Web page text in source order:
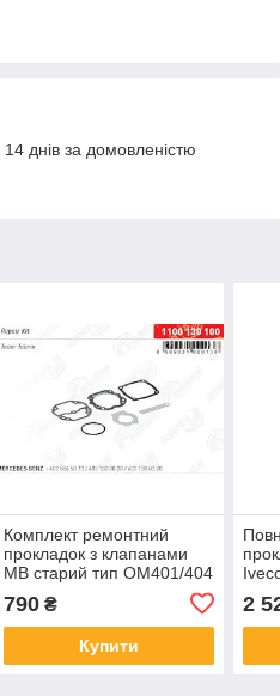
днів за домовленістю
Комплект ремонтний
прокладок з клапанами
MB старий тип OM401/404
4021300220S
790₴
Купити
2